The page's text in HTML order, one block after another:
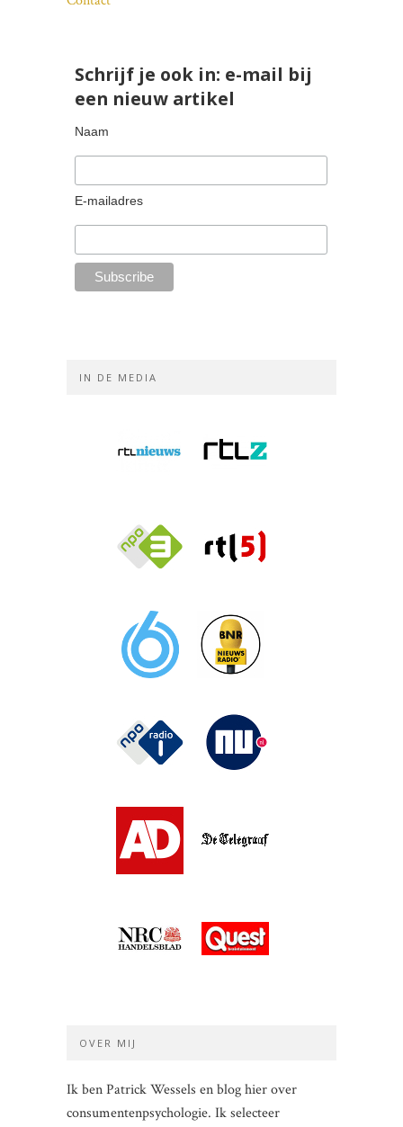
Schrijf je ook in: e-mail bij
een nieuw artikel
Naam
E-mailadres
IN DE MEDIA
OVER MIJ
Ik ben Patrick Wessels en blog hier over
consumentenpsychologie. Ik selecteer